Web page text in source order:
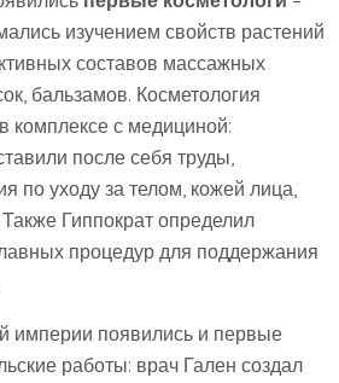
изучением свойств растений
составов массажных
бальзамов. Косметология
комплексе с медициной:
после себя труды,
по уходу за телом, кожей лица,
Гиппократ определил
процедур для поддержания
империи появились и первые
работы: врач Гален создал